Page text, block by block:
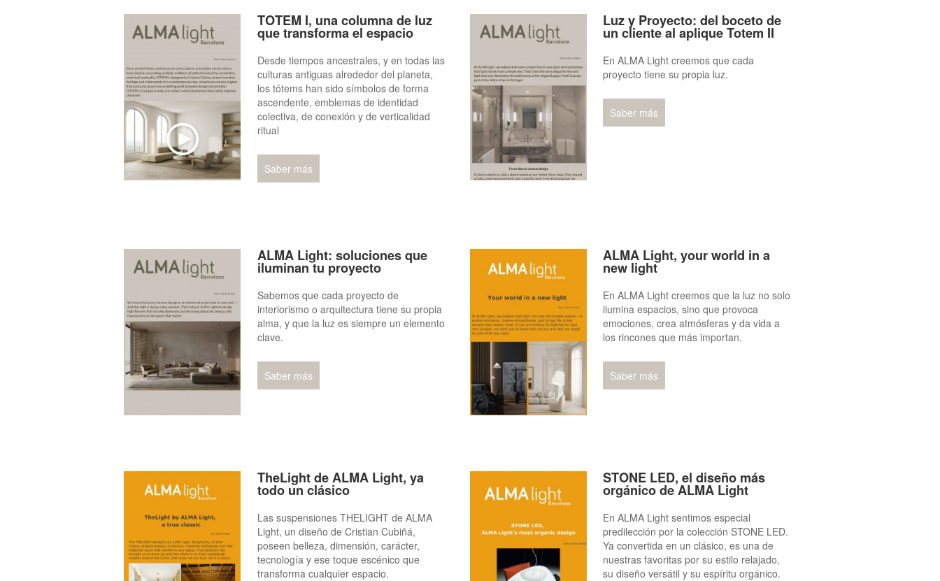
TOTEM I, una columna de luz
que transforma el espacio
Desde tiempos ancestrales, y en todas las
culturas antiguas alrededor del planeta,
los tótems han sido símbolos de forma
ascendente, emblemas de identidad
colectiva, de conexión y de verticalidad
ritual
Saber más
Luz y Proyecto: del boceto de
un cliente al aplique Totem II
En ALMA Light creemos que cada
proyecto tiene su propia luz.
Saber más
ALMA Light: soluciones que
iluminan tu proyecto
Sabemos que cada proyecto de
interiorismo o arquitectura tiene su propia
alma, y que la luz es siempre un elemento
clave.
Saber más
ALMA Light, your world in a
new light
En ALMA Light creemos que la luz no solo
ilumina espacios, sino que provoca
emociones, crea atmósferas y da vida a
los rincones que más importan.
Saber más
TheLight de ALMA Light, ya
todo un clásico
Las suspensiones THELIGHT de ALMA
Light, un diseño de Cristian Cubiñá,
poseen belleza, dimensión, carácter,
tecnología y ese toque escénico que
transforma cualquier espacio.
STONE LED, el diseño más
orgánico de ALMA Light
En ALMA Light sentimos especial
predilección por la colección STONE LED.
Ya convertida en un clásico, es una de
nuestras favoritas por su estilo relajado,
su diseño versátil y su espíritu orgánico.